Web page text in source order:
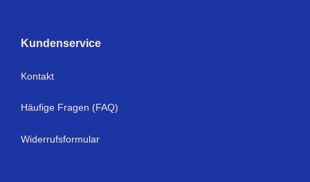
Kundenservice
Kontakt
Häufige Fragen (FAQ)
Widerrufsformular